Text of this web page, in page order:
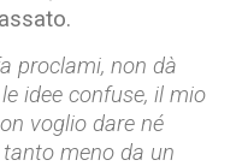
proclami, non dà
idee confuse, il mio
voglio dare né
meno da un